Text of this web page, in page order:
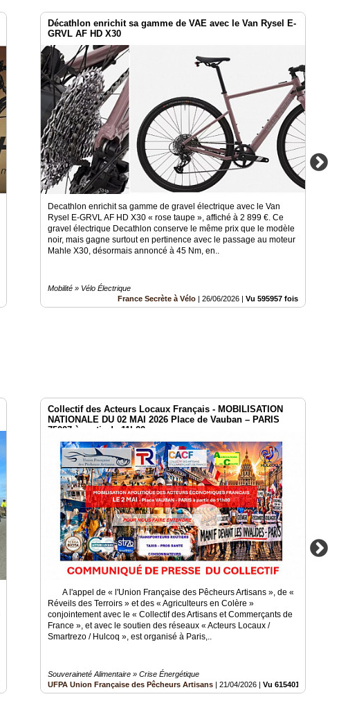
Décathlon enrichit sa gamme de VAE avec le Van Rysel E-
GRVL AF HD X30
Decathlon enrichit sa gamme de gravel électrique avec le Van
Rysel E-GRVL AF HD X30 « rose taupe », affiché à 2 899 €. Ce
gravel électrique Decathlon conserve le même prix que le modèle
noir, mais gagne surtout en pertinence avec le passage au moteur
Mahle X30, désormais annoncé à 45 Nm, en..
Mobilité » Vélo Électrique
France Secrète à Vélo
26/06/2026 Vu 595957 fois
Collectif des Acteurs Locaux Français - MOBILISATION
NATIONALE DU 02 MAI 2026 Place de Vauban – PARIS
75007 à partir de 11h00
A l'appel de « l'Union Française des Pêcheurs Artisans », de «
Réveils des Terroirs » et des « Agriculteurs en Colère »
conjointement avec le « Collectif des Artisans et Commerçants de
France », et avec le soutien des réseaux « Acteurs Locaux /
Smartrezo / Hulcoq », est organisé à Paris,..
Souveraineté Alimentaire » Crise Énergétique
UFPA Union Française des Pêcheurs Artisans
21/04/2026 Vu 615401 fois